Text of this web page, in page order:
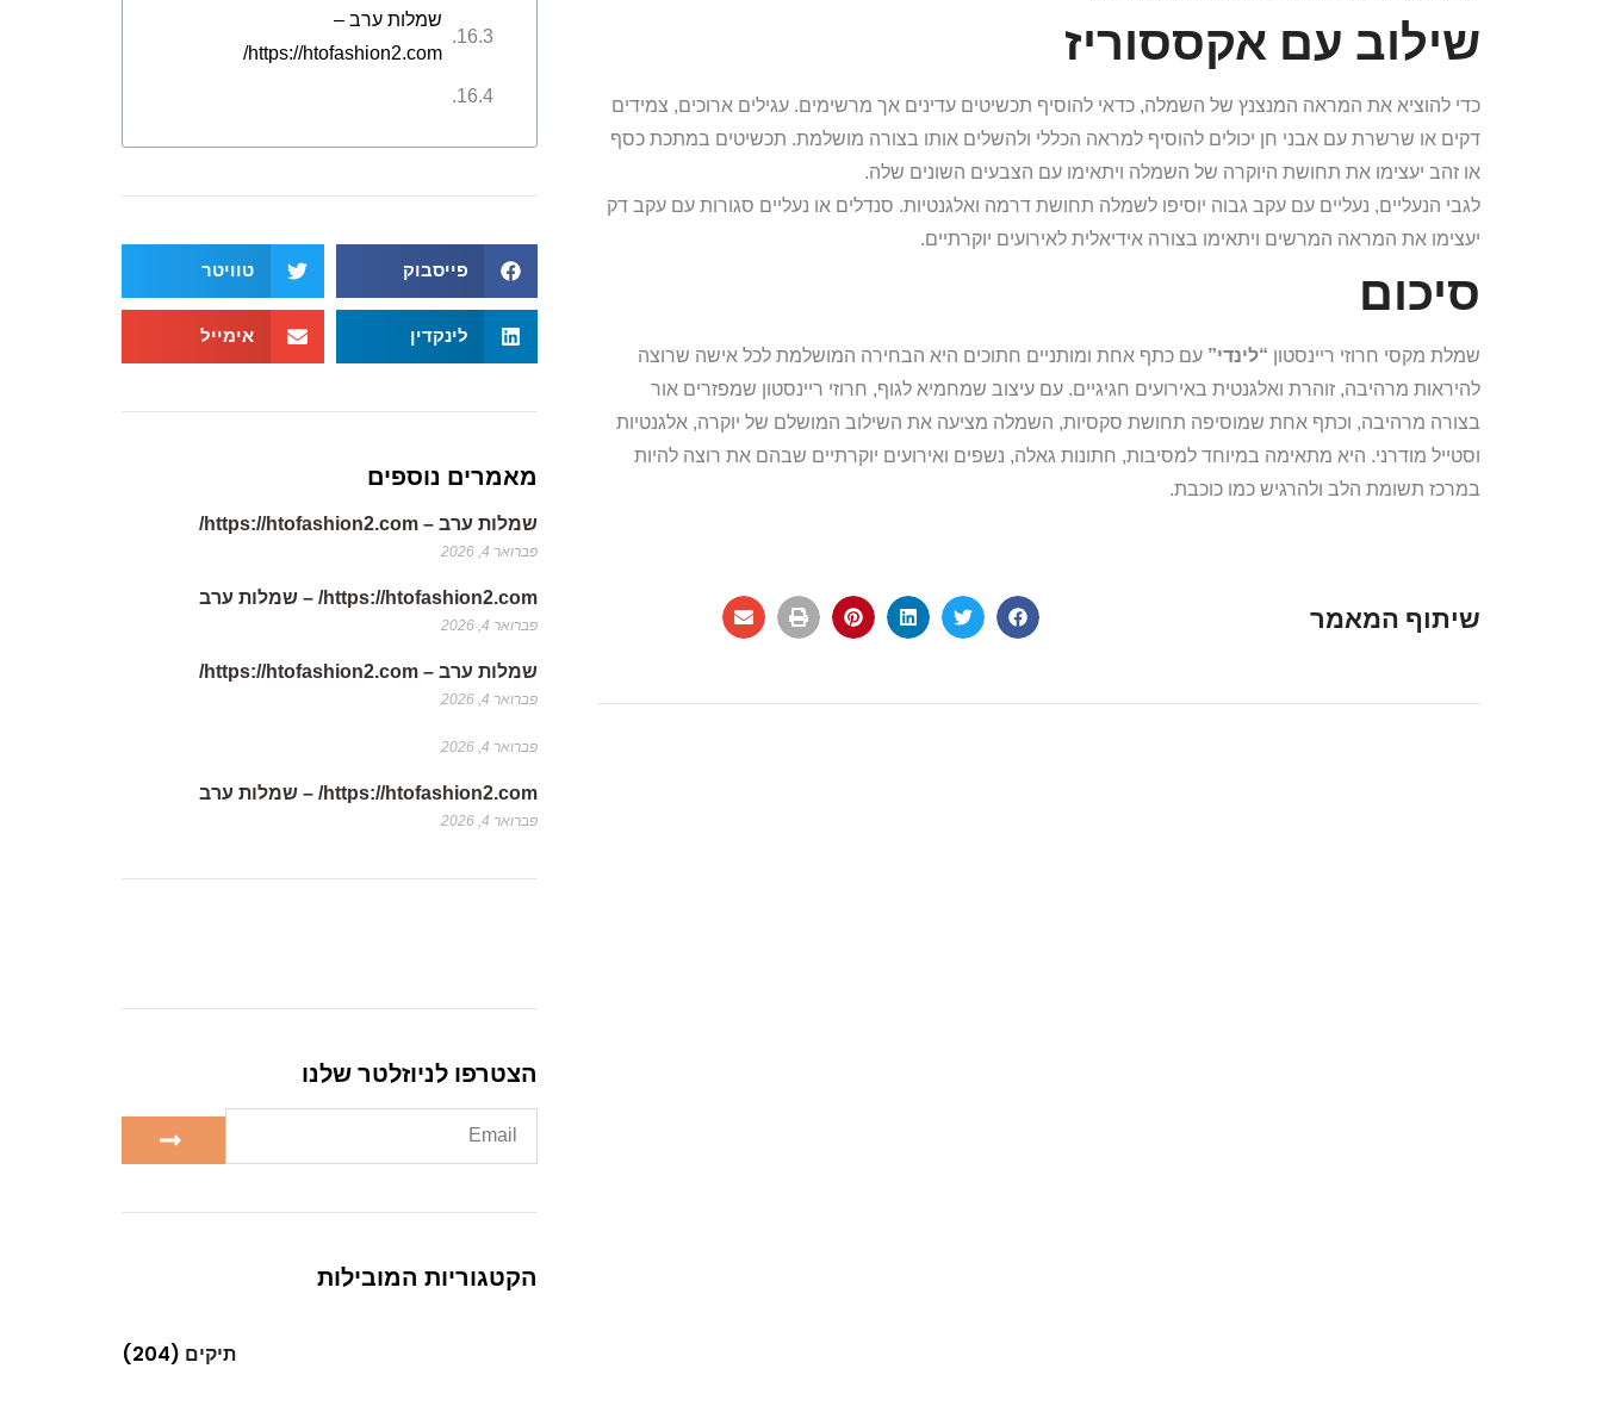
שילוב עם אקססוריז
כדי להוציא את המראה המנצנץ של השמלה, כדאי להוסיף תכשיטים עדינים אך מרשימים. עגילים ארוכים, צמידים
דקים או שרשרת עם אבני חן יכולים להוסיף למראה הכללי ולהשלים אותו בצורה מושלמת. תכשיטים במתכת כסף
או זהב יעצימו את תחושת היוקרה של השמלה ויתאימו עם הצבעים השונים שלה.
לגבי הנעליים, נעליים עם עקב גבוה יוסיפו לשמלה תחושת דרמה ואלגנטיות. סנדלים או נעליים סגורות עם עקב דק
יעצימו את המראה המרשים ויתאימו בצורה אידיאלית לאירועים יוקרתיים.
סיכום
שמלת מקסי חרוזי ריינסטון “לינדי” עם כתף אחת ומותניים חתוכים היא הבחירה המושלמת לכל אישה שרוצה
להיראות מרהיבה, זוהרת ואלגנטית באירועים חגיגיים. עם עיצוב שמחמיא לגוף, חרוזי ריינסטון שמפזרים אור
בצורה מרהיבה, וכתף אחת שמוסיפה תחושת סקסיות, השמלה מציעה את השילוב המושלם של יוקרה, אלגנטיות
וסטייל מודרני. היא מתאימה במיוחד למסיבות, חתונות גאלה, נשפים ואירועים יוקרתיים שבהם את רוצה להיות
במרכז תשומת הלב ולהרגיש כמו כוכבת.
שיתוף המאמר
שמלות ערב –
https://htofashion2.com/
פייסבוק טוויטר
לינקדין אימייל
מאמרים נוספים
שמלות ערב – https://htofashion2.com/
פברואר 4, 2026
https://htofashion2.com/ – שמלות ערב
פברואר 4, 2026
שמלות ערב – https://htofashion2.com/
פברואר 4, 2026
פברואר 4, 2026
https://htofashion2.com/ – שמלות ערב
פברואר 4, 2026
הצטרפו לניוזלטר שלנו
הקטגוריות המובילות
תיקים (204)